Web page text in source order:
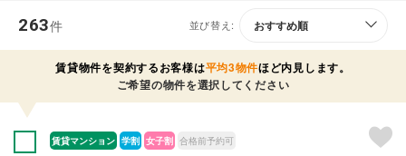
263件 並び替え:
賃貸物件を契約するお客様は平均3物件ほど内見します。
ご希望の物件を選択してください
賃貸マンション 学割 女子割 合格前予約可